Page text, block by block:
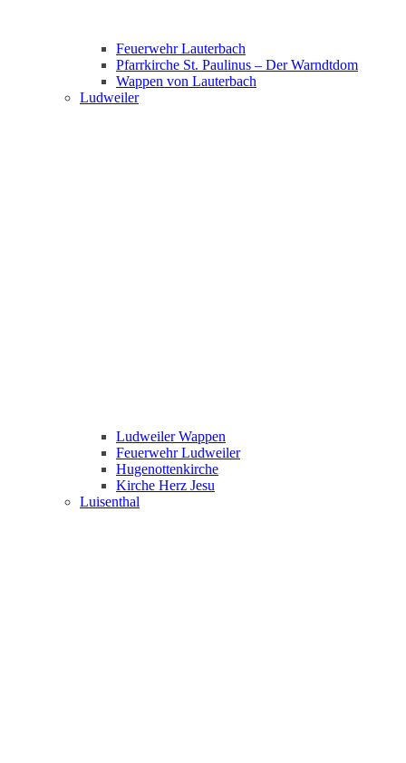
Feuerwehr Lauterbach
Pfarrkirche St. Paulinus – Der Warndtdom
Wappen von Lauterbach
Ludweiler
Ludweiler Wappen
Feuerwehr Ludweiler
Hugenottenkirche
Kirche Herz Jesu
Luisenthal